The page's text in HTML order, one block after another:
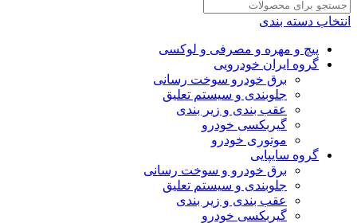
انتخاب دسته بندی
پیچ و مهره و مصرفی و لوکسی
گروه ایران خودرویی
برق خودرو سوخت رسانی
جلوبندی و سیستم تعلیق
عقب بندی و زیر بندی
گیربکسی خودرو
موتوری خودرو
گروه سایپایی
برق خودرو و سوخت رسانی
جلوبندی و سیستم تعلیق
عقب بندی و زیر بندی
گیربکسی خودرو